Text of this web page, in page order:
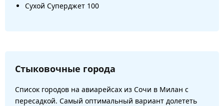
Сухой Суперджет 100
Стыковочные города
Список городов на авиарейсах из Сочи в Милан с
пересадкой. Самый оптимальный вариант долететь